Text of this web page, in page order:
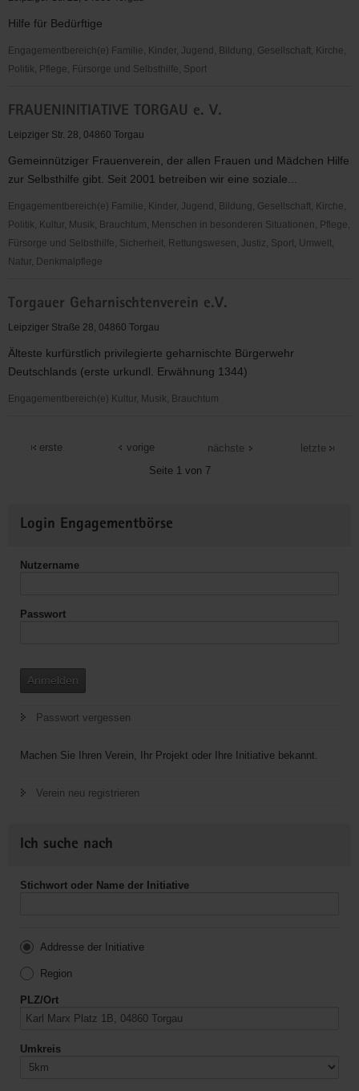
Hilfe für Bedürftige
Engagementbereich(e) Familie, Kinder, Jugend, Bildung, Gesellschaft, Kirche,
Politik, Pflege, Fürsorge und Selbsthilfe, Sport
e.V.
FRAUENINITIATIVE TORGAU e. V.
Leipziger Str. 28, 04860 Torgau
Gemeinnütziger Frauenverein, der allen Frauen und Mädchen Hilfe
zur Selbsthilfe gibt. Seit 2001 betreiben wir eine soziale...
Engagementbereich(e) Familie, Kinder, Jugend, Bildung, Gesellschaft, Kirche,
Politik, Kultur, Musik, Brauchtum, Menschen in besonderen Situationen, Pflege,
Fürsorge und Selbsthilfe, Sicherheit, Rettungswesen, Justiz, Sport, Umwelt,
Natur, Denkmalpflege
TORGAU
e.
Torgauer Geharnischtenverein e.V.
Leipziger Straße 28, 04860 Torgau
Älteste kurfürstlich privilegierte geharnischte Bürgerwehr
Deutschlands (erste urkundl. Erwähnung 1344)
Engagementbereich(e) Kultur, Musik, Brauchtum
Geharnischtenverein
erste
vorige
Seite 1 von 7
nächste letzte
Informationen
Login Engagementbörse
Nutzername
Passwort
Anmelden
Passwort vergessen
Machen Sie Ihren Verein, Ihr Projekt oder Ihre Initiative bekannt.
Verein neu registrieren
Ich suche nach
Stichwort oder Name der Initiative
Addresse der Initiative
Region
PLZ/Ort
Umkreis